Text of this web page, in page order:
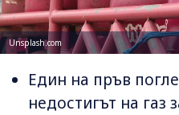
Unsplash.com
Един на пръв
недостигът на газ